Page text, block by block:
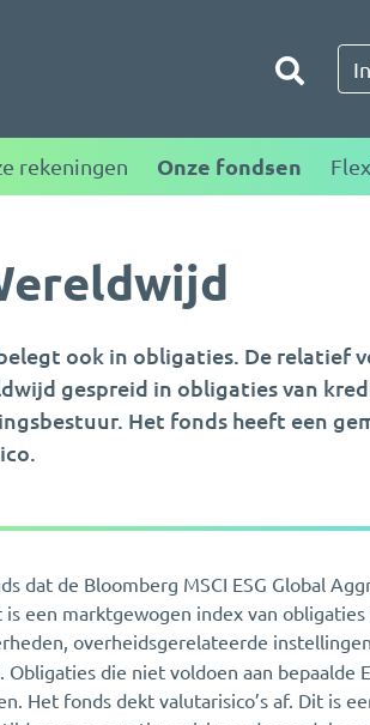
rekeningen Onze fondsen
ook in obligaties. De relatief
gespreid in obligaties van
Het fonds heeft een
dat de Bloomberg MSCI ESG Global
een marktgewogen index van obligaties
overheidsgerelateerde
die niet voldoen aan bepaalde
Het fonds dekt valutarisico’s af. Dit is